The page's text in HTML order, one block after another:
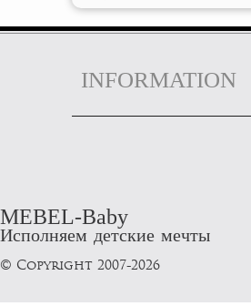
INFORMATION
MEBEL-Baby
Исполняем детские мечты
© Copyright 2007-2026